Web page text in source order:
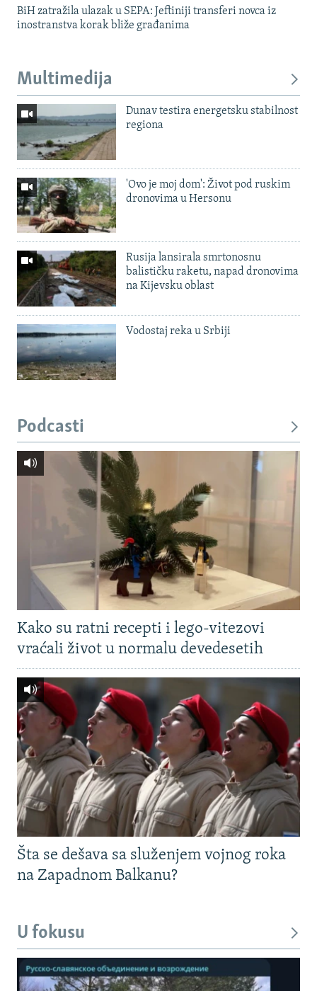
BiH zatražila ulazak u SEPA: Jeftiniji transferi novca iz
inostranstva korak bliže građanima
Multimedija
Dunav testira energetsku stabilnost
regiona
'Ovo je moj dom': Život pod ruskim
dronovima u Hersonu
Rusija lansirala smrtonosnu
balističku raketu, napad dronovima
na Kijevsku oblast
Vodostaj reka u Srbiji
Podcasti
Kako su ratni recepti i lego-vitezovi
vraćali život u normalu devedesetih
Šta se dešava sa služenjem vojnog roka
na Zapadnom Balkanu?
U fokusu